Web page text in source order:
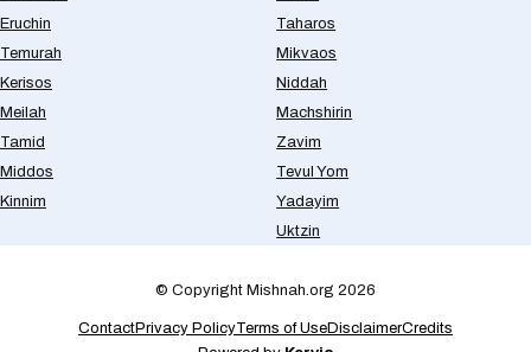
Eruchin
Temurah
Kerisos
Meilah
Tamid
Middos
Kinnim
Taharos
Mikvaos
Niddah
Machshirin
Zavim
Tevul Yom
Yadayim
Uktzin
© Copyright Mishnah.org 2026
ContactPrivacy PolicyTerms of UseDisclaimerCredits